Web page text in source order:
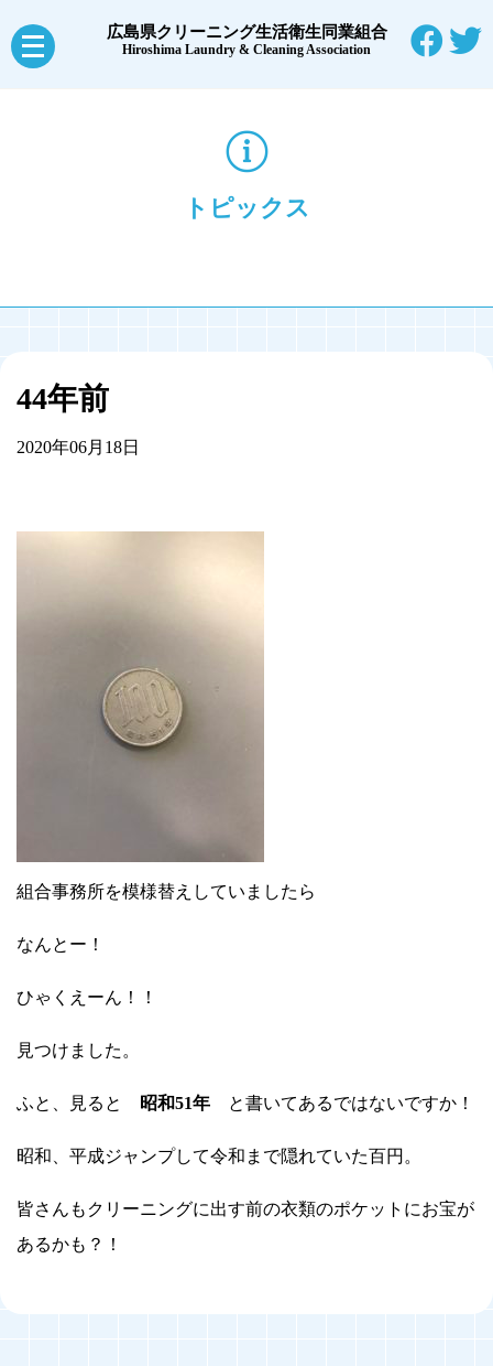
広島県クリーニング生活衛生同業組合
Hiroshima Laundry & Cleaning Association
メ
トピックス
44年前
2020年06月18日
組合事務所を模様替えしていましたら
なんとー！
ひゃくえーん！！
見つけました。
ふと、見ると 昭和51年 と書いてあるではないですか！
昭和、平成ジャンプして令和まで隠れていた百円。
皆さんもクリーニングに出す前の衣類のポケットにお宝が
あるかも？！